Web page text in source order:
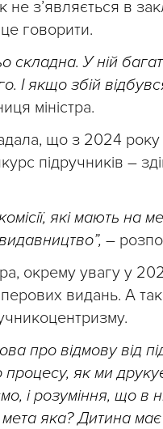
з’являється в
говорити.
складна. У ній
І якщо збій
міністра.
що з 2024
підручників –
які мають на
–
окрему увагу у
видань. А
про відмову від
процесу, як ми
і розуміння, що
яка? Дитина має